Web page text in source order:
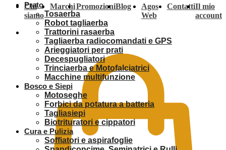
Chi
siamo
MarchiPromozioniBlog
Agos
Web
ContattiIl mio
account
0,00
Prato
Tosaerba
Robot tagliaerba
Trattorini rasaerba
Tagliaerba radiocomandati e GPS
Arieggiatori per prati
Decespugliatori
Trinciaerba e Motofalciatrici
Macchine multifunzione
Bosco e Siepi
Motoseghe
Forbici da potatura a batteria
Tagliasiepi
Biotrituratori e cippatori
Cura e Pulizia
Soffiatori e aspirafoglie